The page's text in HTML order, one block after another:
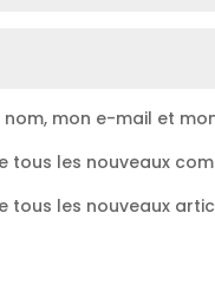
nom, mon e-mail et
tous les nouveaux
tous les nouveaux